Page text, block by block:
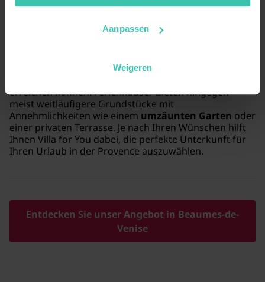
Aanpassen
Weigeren
Welche Vorteile bietet eine Ferienwohnung in
Beaumes-de-Venise im Vergleich zu einem
zentral im charmanten Dorfkern gelegen, sodass Sie
erreichen können. Ferienhäuser bieten hingegen
meist weitläufigere Grundstücke mit
Annehmlichkeiten wie einem umzäunten Garten oder
einer privaten Terrasse. Je nach Ihren Wünschen hilft
Ihnen Villa for You dabei, die perfekte Unterkunft für
Ihren Urlaub in der Provence auszuwählen.
Entdecken Sie unser Angebot in Beaumes-de-
Venise